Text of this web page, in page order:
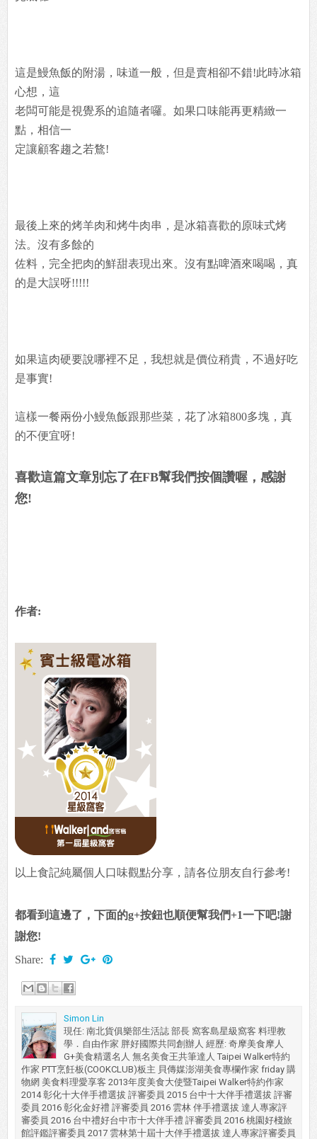
這是鰻魚飯的附湯，味道一般，但是賣相卻不錯!此時冰箱
心想，這
老闆可能是視覺系的追隨者囉。如果口味能再更精緻一
點，相信一
定讓顧客趨之若鶩!
最後上來的烤羊肉和烤牛肉串，是冰箱喜歡的原味式烤
法。沒有多餘的
佐料，完全把肉的鮮甜表現出來。沒有點啤酒來喝喝，真
的是大誤呀!!!!!
如果這肉硬要說哪裡不足，我想就是價位稍貴，不過好吃
是事實!
這樣一餐兩份小鰻魚飯跟那些菜，花了冰箱800多塊，真
的不便宜呀!
喜歡這篇文章別忘了在FB幫我們按個讚喔，感謝
您!
作者:
以上食記純屬個人口味觀點分享，請各位朋友自行參考!
都看到這邊了，下面的g+按鈕也順便幫我們+1一下吧!謝
謝您!
Share:
Simon Lin
現任: 南北貨俱樂部生活誌 部長 窩客島星級窩客 料理教
學．自由作家 胖好國際共同創辦人 經歷: 奇摩美食摩人
G+美食精選名人 無名美食王共筆達人 Taipei Walker特約
作家 PTT烹飪板(COOKCLUB)板主 貝傳媒澎湖美食專欄作家 friday 購
物網 美食料理愛享客 2013年度美食大使暨Taipei Walker特約作家
2014 彰化十大伴手禮選拔 評審委員 2015 台中十大伴手禮選拔 評審
委員 2016 彰化金好禮 評審委員 2016 雲林 伴手禮選拔 達人專家評
審委員 2016 台中禮好台中市十大伴手禮 評審委員 2016 桃園好棧旅
館評鑑評審委員 2017 雲林第十屆十大伴手禮選拔 達人專家評審委員